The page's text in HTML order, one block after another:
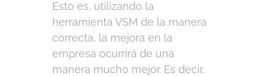
Esto es, utilizando la
herramienta VSM de la manera
correcta, la mejora en la
empresa ocurrirá de una
manera mucho mejor. Es decir,